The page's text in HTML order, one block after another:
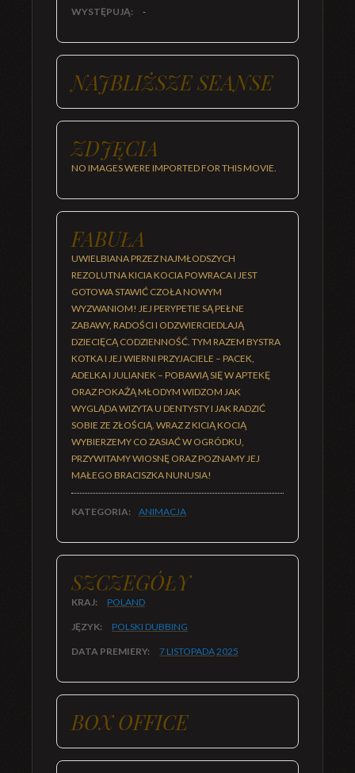
WYSTĘPUJĄ: -
NAJBLIŻSZE SEANSE
ZDJĘCIA
NO IMAGES WERE IMPORTED FOR THIS MOVIE.
FABUŁA
UWIELBIANA PRZEZ NAJMŁODSZYCH
REZOLUTNA KICIA KOCIA POWRACA I JEST
GOTOWA STAWIĆ CZOŁA NOWYM
WYZWANIOM! JEJ PERYPETIE SĄ PEŁNE
ZABAWY, RADOŚCI I ODZWIERCIEDLAJĄ
DZIECIĘCĄ CODZIENNOŚĆ. TYM RAZEM BYSTRA
KOTKA I JEJ WIERNI PRZYJACIELE – PACEK,
ADELKA I JULIANEK – POBAWIĄ SIĘ W APTEKĘ
ORAZ POKAŻĄ MŁODYM WIDZOM JAK
WYGLĄDA WIZYTA U DENTYSTY I JAK RADZIĆ
SOBIE ZE ZŁOŚCIĄ. WRAZ Z KICIĄ KOCIĄ
WYBIERZEMY CO ZASIAĆ W OGRÓDKU,
PRZYWITAMY WIOSNĘ ORAZ POZNAMY JEJ
MAŁEGO BRACISZKA NUNUSIA!
KATEGORIA: ANIMACJA
SZCZEGÓŁY
KRAJ: POLAND
JĘZYK: POLSKI DUBBING
DATA PREMIERY: 7 LISTOPADA2025
BOX OFFICE